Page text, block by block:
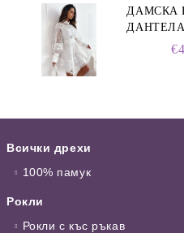
ДАМСКА
Всички дрехи
100% памук
Рокли
Рокли с къс ръкав